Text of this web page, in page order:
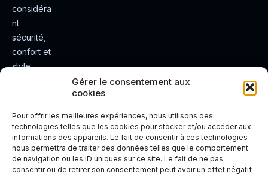
Gérer le consentement aux
cookies
Pour offrir les meilleures expériences, nous utilisons des
technologies telles que les cookies pour stocker et/ou accéder aux
informations des appareils. Le fait de consentir à ces technologies
nous permettra de traiter des données telles que le comportement
de navigation ou les ID uniques sur ce site. Le fait de ne pas
consentir ou de retirer son consentement peut avoir un effet négatif
considéra
nt
sécurité,
confort et
style.
e de
conduite
plus sûre
et plus